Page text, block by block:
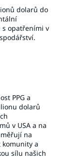
dolarů do
s opatřeními v
PPG a
dolarů
v USA a na
na
komunity a
sílu našich